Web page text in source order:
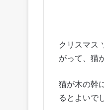
クリスマス
がって、猫
猫が木の幹
るとよいで